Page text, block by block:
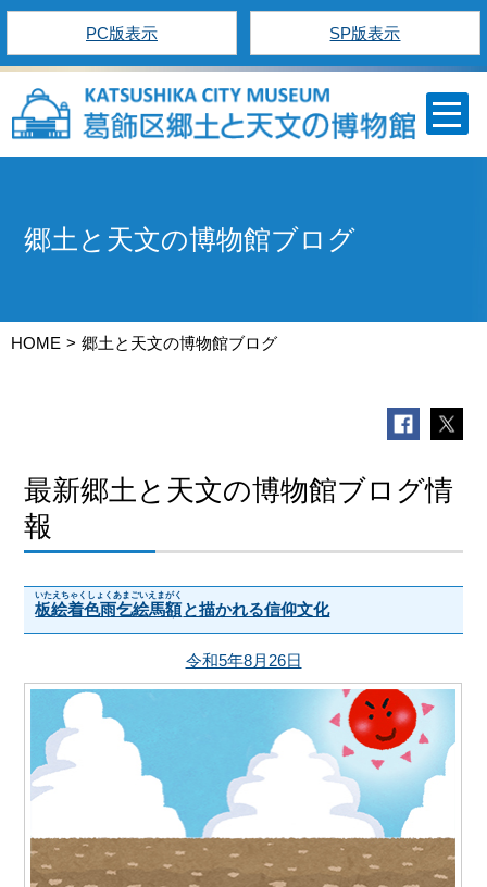
PC版表示 SP版表示
郷土と天文の博物館ブログ
HOME 郷土と天文の博物館ブログ
最新郷土と天文の博物館ブログ情
報
板絵着色雨乞絵馬額
いたえちゃくしょくあまごいえまがく
と描かれる信仰文化
令和5年8月26日